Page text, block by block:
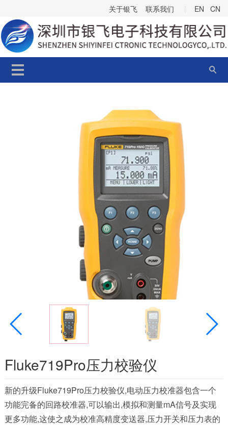
关于银飞 联系我们 EN CN
Fluke719Pro压力校验仪
新的升级Fluke719Pro压力校验仪,电动压力校准器包含一个
功能完备的回路校准器,可以输出,模拟和测量mA信号及实现
更多功能,这使之成为校准高精度变送器,压力开关和压力表的